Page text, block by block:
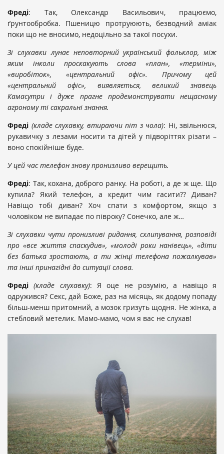
Фреді: Так, Олександр Васильович, працюємо,
ґрунтообробка. Пшеницю протруюють, безводний аміак
поки що не вносимо, недоцільно за такої посухи.
Зі слухавки лунає неповторний український фольклор, між
яким інколи проскакують слова «план», «терміни»,
«виробіток», «центральний офіс». Причому цей
«центральний офіс», виявляється, великий знавець
Камасутри і дуже прагне продемонструвати нещасному
агроному ті сакральні знання.
Фреді (кладе слухавку, втираючи піт з чола): Ні, звільнюся,
рукавичку з лезами носити та дітей у підворіттях різати –
воно спокійніше буде.
У цей час телефон знову пронизливо верещить.
Фреді: Так, кохана, доброго ранку. На роботі, а де ж ще. Що
купила? Який телефон, а кредит чим гасити?? Диван?
Навіщо тобі диван? Хоч спати з комфортом, якщо з
чоловіком не випадає по півроку? Сонечко, але ж…
Зі слухавки чути пронизливі ридання, схлипування, розповіді
про «все життя спаскудив», «молоді роки нанівець», «діти
без батька зростають, а ти жінці телефона пожалкував»
та інші принагідні до ситуації слова.
Фреді (кладе слухавку): Я оце не розумію, а навіщо я
одружився? Секс, дай Боже, раз на місяць, як додому попаду
більш-менш притомний, а мозок гризуть щодня. Не жінка, а
стебловий метелик. Мамо-мамо, чом я вас не слухав!